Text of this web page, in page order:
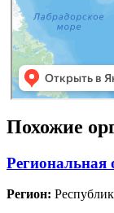
Похожие
Регион: